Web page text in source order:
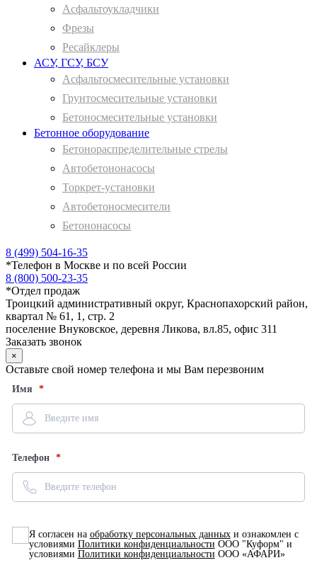
Асфальтоукладчики
Фрезы
Ресайклеры
АСУ, ГСУ, БСУ
Асфальтосмесительные установки
Грунтосмесительные установки
Бетоносмесительные установки
Бетонное оборудование
Бетонораспределительные стрелы
Автобетононасосы
Торкрет-установки
Автобетоносмесители
Бетононасосы
8 (499) 504-16-35
*Телефон в Москве и по всей России
8 (800) 500-23-35
*Отдел продаж
Троицкий административный округ, Краснопахорский район,
квартал № 61, 1, стр. 2
поселение Внуковское, деревня Ликова, вл.85, офис 311
Заказать звонок
×
Оставьте свой номер телефона и мы Вам перезвоним
Имя
Телефон
Я согласен на обработку персональных данныхи ознакомлен с
условиями Политики конфиденциальности ООО "Куформ" и
условиями Политики конфиденциальности ООО «АФАРИ»